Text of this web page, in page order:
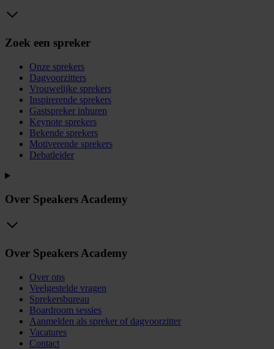
Zoek een spreker
Onze sprekers
Dagvoorzitters
Vrouwelijke sprekers
Inspirerende sprekers
Gastspreker inhuren
Keynote sprekers
Bekende sprekers
Motiverende sprekers
Debatleider
Over Speakers Academy
Over Speakers Academy
Over ons
Veelgestelde vragen
Sprekersbureau
Boardroom sessies
Aanmelden als spreker of dagvoorzitter
Vacatures
Contact